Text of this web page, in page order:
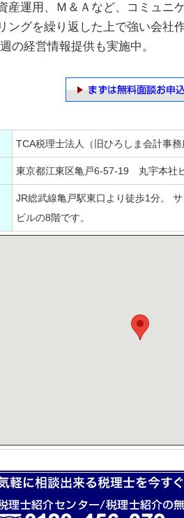
産運用、Ｍ＆Ａなど、コミュニ
ングを繰り返した上で強い会社
の経営情報提供も実施中。
TCA税理士法人（旧ひろしま会計事務
東京都江東区亀戸6-57-19 丸宇本社
JR総武線亀戸駅東口より徒歩1分。
ビルの8階です。